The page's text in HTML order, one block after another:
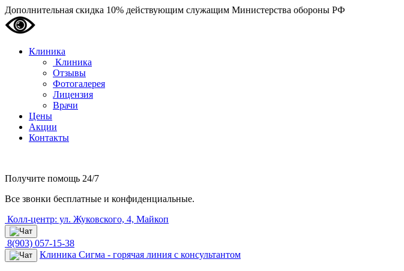
Дополнительная скидка 10% действующим служащим Министерства обороны РФ
Клиника
Клиника
Отзывы
Фотогалерея
Лицензия
Врачи
Цены
Акции
Контакты
Получите помощь 24/7
Все звонки бесплатные и конфиденциальные.
Колл-центр: ул. Жуковского, 4, Майкоп
8(903) 057-15-38
Клиника Сигма - горячая линия с консультантом